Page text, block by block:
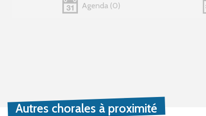
Agenda 0
Autres chorales à proximité